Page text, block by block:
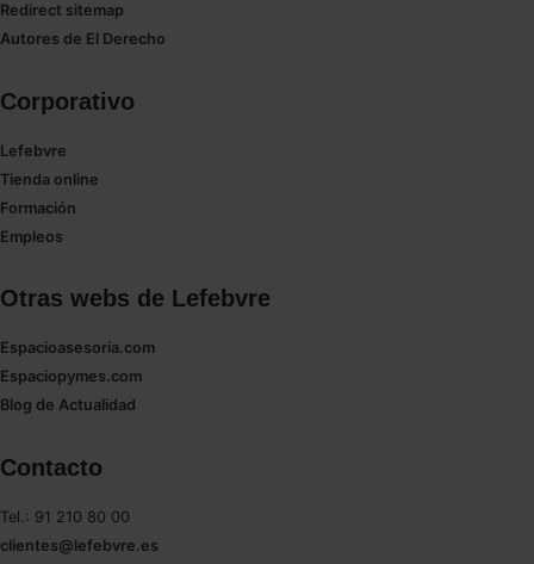
Redirect sitemap
Autores de El Derecho
Corporativo
Lefebvre
Tienda online
Formación
Empleos
Otras webs de Lefebvre
Espacioasesoria.com
Espaciopymes.com
Blog de Actualidad
Contacto
Tel.: 91 210 80 00
clientes@lefebvre.es